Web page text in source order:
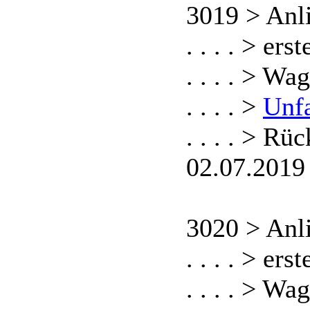
3019 >
. . . . >
. . . . >
. . . . >
. . . . >
02.07.2019
3020 >
. . . . >
. . . . >